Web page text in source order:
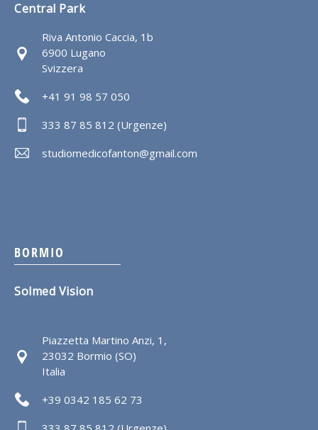
Central Park
Riva Antonio Caccia, 1b
6900 Lugano
Svizzera
+41 91 98 57 050
333 87 85 812 (Urgenze)
studiomedicofanton@gmail.com
BORMIO
Solmed Vision
Piazzetta Martino Anzi, 1,
23032 Bormio (SO)
Italia
+39 0342 185 62 73